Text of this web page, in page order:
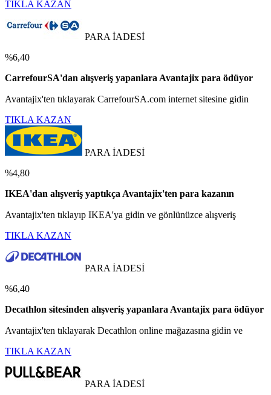
TIKLA KAZAN
PARA İADESİ
%6,40
CarrefourSA'dan alışveriş yapanlara Avantajix para ödüyor
Avantajix'ten tıklayarak CarrefourSA.com internet sitesine gidin
TIKLA KAZAN
PARA İADESİ
%4,80
IKEA'dan alışveriş yaptıkça Avantajix'ten para kazanın
Avantajix'ten tıklayıp IKEA'ya gidin ve gönlünüzce alışveriş
TIKLA KAZAN
PARA İADESİ
%6,40
Decathlon sitesinden alışveriş yapanlara Avantajix para ödüyor
Avantajix'ten tıklayarak Decathlon online mağazasına gidin ve
TIKLA KAZAN
PARA İADESİ